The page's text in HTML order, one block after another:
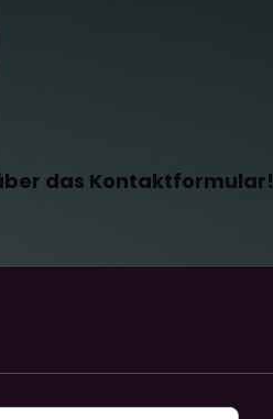
das Kontaktformular!